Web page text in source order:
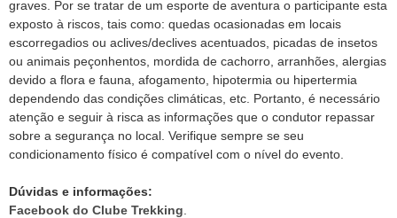
graves. Por se tratar de um esporte de aventura o participante esta
exposto à riscos, tais como: quedas ocasionadas em locais
escorregadios ou aclives/declives acentuados, picadas de insetos
ou animais peçonhentos, mordida de cachorro, arranhões, alergias
devido a flora e fauna, afogamento, hipotermia ou hipertermia
dependendo das condições climáticas, etc. Portanto, é necessário
atenção e seguir à risca as informações que o condutor repassar
sobre a segurança no local. Verifique sempre se seu
condicionamento físico é compatível com o nível do evento.
Dúvidas e informações:
Facebook do Clube Trekking